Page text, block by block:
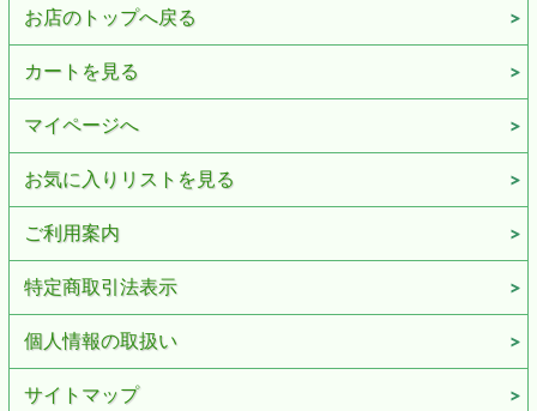
お店のトップへ戻る
カートを見る
マイページへ
お気に入りリストを見る
ご利用案内
特定商取引法表示
個人情報の取扱い
サイトマップ